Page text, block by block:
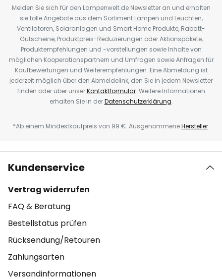
Melden Sie sich für den Lampenwelt.de Newsletter an und erhalten
sie tolle Angebote aus dem Sortiment Lampen und Leuchten,
Ventilatoren, Solaranlagen und Smart Home Produkte, Rabatt-
Gutscheine, Produktpreis-Reduzierungen oder Aktionspakete,
Produktempfehlungen und -vorstellungen sowie Inhalte von
möglichen Kooperationspartnern und Umfragen sowie Anfragen für
Kaufbewertungen und Weiterempfehlungen. Eine Abmeldung ist
jederzeit möglich über den Abmeldelink, den Sie in jedem Newsletter
finden oder über unserKontaktformular. Weitere Informationen
erhalten Sie in derDatenschutzerklärung.
*Ab einem Mindestkaufpreis von 99 €. AusgenommeneHersteller.
Kundenservice
Vertrag widerrufen
FAQ & Beratung
Bestellstatus prüfen
Rücksendung/Retouren
Zahlungsarten
Versandinformationen